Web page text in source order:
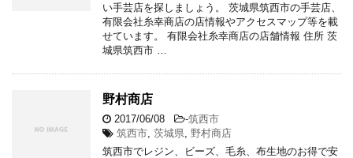
い手芸店を探しましょう。 茨城県筑西市の手芸店、
有限会社糸幸商店の店情報やアクセスマップ等を載
せています。 有限会社糸幸商店の店舗情報 住所 茨
城県筑西市 …
野村商店
2017/06/08 -筑西市
筑西市 茨城県
野村商店
筑西市でレジン、ビーズ、毛糸、布生地のお得で安